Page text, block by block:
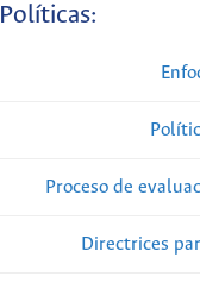
Políticas:
Proceso de
Directrices